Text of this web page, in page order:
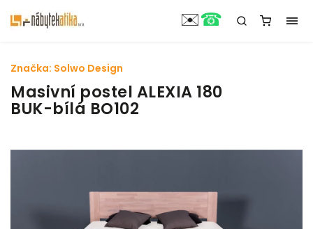
Masivní postel ALEXIA 180
BUK-bílá BO102
Značka: Solwo Design
✉️☎